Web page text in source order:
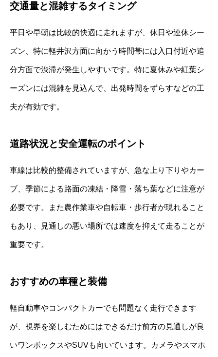
交通量と混雑するタイミング
平日や早朝は比較的快適に走れますが、休日や連休シー
ズン、特に軽井沢方面に向かう時間帯には入口付近や追
分方面で渋滞が発生しやすいです。特に夏休みや紅葉シ
ーズンには混雑を見込んで、出発時間をずらすなどの工
夫が有効です。
道路状況と安全運転のポイント
車線は比較的整備されていますが、急な上り下りやカー
ブ、季節による路面の凍結・降雪・落ち葉などに注意が
必要です。また農作業車や自転車・歩行者が現れること
もあり、見通しの悪い場所では速度を抑えて走ることが
重要です。
おすすめの車種と装備
軽自動車やコンパクトカーでも問題なく走行できます
が、視界を楽しむためにはできるだけ前方の見通しが良
いワンボックスやSUVも向いています。カメラやスマホ